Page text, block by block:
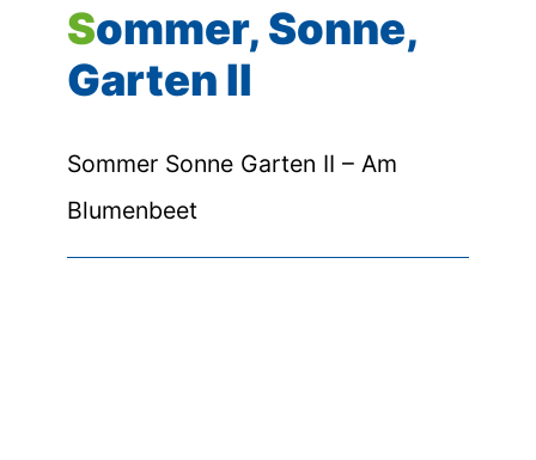
Sommer, Sonne,
Garten II
Sommer Sonne Garten II – Am
Blumenbeet